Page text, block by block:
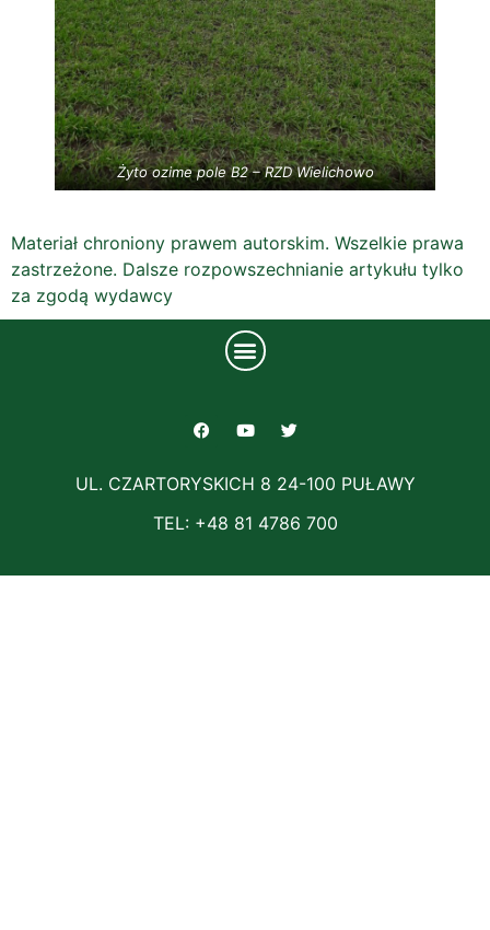
Żyto ozime pole B2 – RZD Wielichowo
Materiał chroniony prawem autorskim. Wszelkie prawa
zastrzeżone. Dalsze rozpowszechnianie artykułu tylko
za zgodą wydawcy
UL. CZARTORYSKICH 8 24-100 PUŁAWY
TEL: +48 81 4786 700